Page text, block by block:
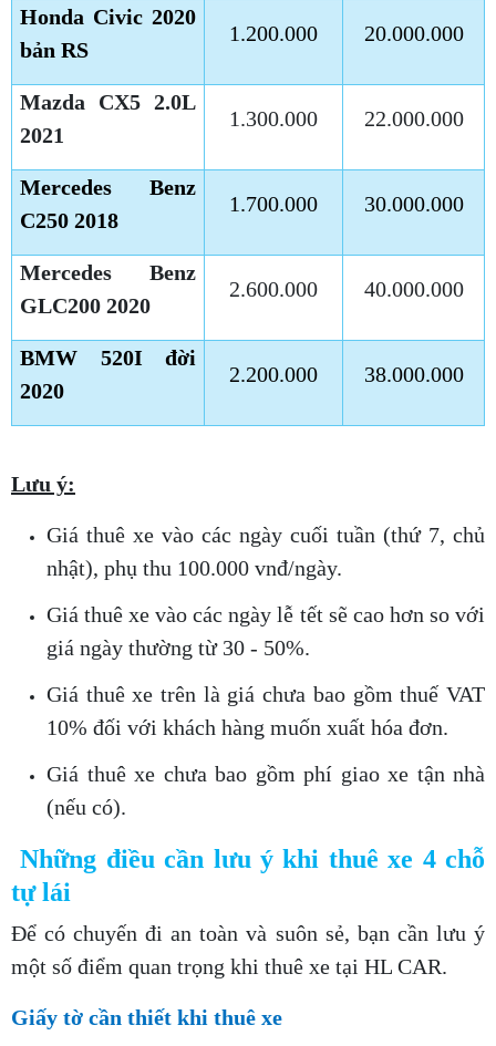
Honda Civic 2020
bản RS
1.200.000 20.000.000
Mazda CX5 2.0L
2021
1.300.000 22.000.000
Mercedes Benz
C250 2018
1.700.000 30.000.000
Mercedes Benz
GLC200 2020
2.600.000 40.000.000
BMW 520I đời
2020
2.200.000 38.000.000
Lưu ý:
Giá thuê xe vào các ngày cuối tuần (thứ 7, chủ
nhật), phụ thu 100.000 vnđ/ngày.
Giá thuê xe vào các ngày lễ tết sẽ cao hơn so với
giá ngày thường từ 30 - 50%.
Giá thuê xe trên là giá chưa bao gồm thuế VAT
10% đối với khách hàng muốn xuất hóa đơn.
Giá thuê xe chưa bao gồm phí giao xe tận nhà
(nếu có).
Những điều cần lưu ý khi thuê xe 4 chỗ
tự lái
Để có chuyến đi an toàn và suôn sẻ, bạn cần lưu ý
một số điểm quan trọng khi thuê xe tại HL CAR.
Giấy tờ cần thiết khi thuê xe